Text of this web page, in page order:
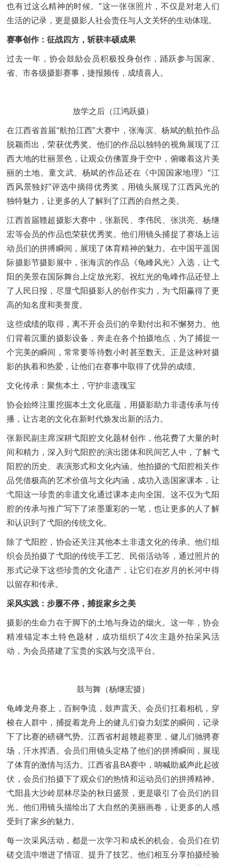
也有过这么精神的时候。”这一张张照片，不仅是对老人们
生活的记录，更是摄影人社会责任与人文关怀的生动体现。
赛事创作：征战四方，斩获丰硕成果
过去一年，协会鼓励会员积极投身创作，踊跃参与国家、
省、市各级摄影赛事，捷报频传，成绩喜人。
放学之后（江鸿跃摄）
在江西省首届“航拍江西”大赛中，张海滨、杨斌的航拍作品
脱颖而出，荣获优秀奖。他们的作品以独特的视角展现了江
西大地的壮丽景色，让观众仿佛置身于空中，俯瞰着这片美
丽的土地。童文武、杨斌的作品还在《中国国家地理》“江
西风景独好”评选中摘得优秀奖，用镜头展现了江西风光的
独特魅力，让更多的人了解到了江西的自然之美。
江西首届赣超摄影大赛中，张新民、李伟民、张洪亮、杨继
宏等会员的作品也荣获优秀奖。他们用镜头捕捉了赛场上运
动员们的拼搏瞬间，展现了体育精神的魅力。在中国平遥国
际摄影节摄影展中，张海滨的作品《龟峰风光》入选，让弋
阳的美景在国际舞台上绽放光彩。祝红光的龟峰作品还登上
了人民日报，尽显弋阳摄影人的创作实力，为弋阳赢得了更
高的知名度和美誉度。
这些成绩的取得，离不开会员们的辛勤付出和不懈努力。他
们背着沉重的摄影设备，奔走在各个拍摄地点，为了捕捉一
个完美的瞬间，常常要等待数小时甚至数天。正是这种对摄
影的执着和热爱，让他们在赛事中取得了优异的成绩。
文化传承：聚焦本土，守护非遗瑰宝
协会始终注重挖掘本土文化底蕴，用摄影助力非遗传承与传
播，让古老的文化在新时代焕发出新的活力。
张新民副主席深耕弋阳腔文化题材创作，他花费了大量的时
间和精力，深入到弋阳腔的演出团体和民间艺人中，了解弋
阳腔的历史、表演形式和文化内涵。他拍摄的弋阳腔相关作
品凭借极高的艺术价值与文化内涵，成功入选国家课本，让
弋阳这一珍贵的非遗文化通过课本走向全国。这不仅为弋阳
腔的传承与推广写下了浓墨重彩的一笔，也让更多的人了解
和认识到了弋阳的传统文化。
除了弋阳腔，协会还关注其他本土非遗文化的传承。他们组
织会员拍摄了弋阳的传统手工艺、民俗活动等，通过照片的
形式记录下这些珍贵的文化遗产，让它们在岁月的长河中得
以留存和传承。
采风实践：步履不停，捕捉家乡之美
摄影的生命力在于脚下的土地与身边的烟火。这一年，协会
精准锚定本土特色题材，成功组织了4次主题外拍采风活
动，为会员搭建了宝贵的实践与交流平台。
鼓与舞（杨继宏摄）
龟峰龙舟赛上，百舸争流，鼓声震天。会员们扛着相机，穿
梭在人群中，捕捉着龙舟上的健儿们奋力划桨的瞬间，记录
下了比赛的磅礴气势。江西省村超赣超赛里，健儿们驰骋赛
场，汗水挥洒。会员们用镜头定格了他们的拼搏瞬间，展现
了体育的激情与活力。江西省县BA赛中，呐喊助威声此起彼
伏，会员们拍摄下了观众们的热情和运动员们的拼搏精神。
弋阳县大沙岭层林尽染的秋日盛景，更是吸引了会员们的目
光。他们用镜头描绘出了大自然的美丽画卷，让更多的人感
受到了家乡的魅力。
每一次采风活动，都是一次学习和成长的机会。会员们在切
磋交流中增进了情谊、提升了技艺。他们相互分享拍摄经验